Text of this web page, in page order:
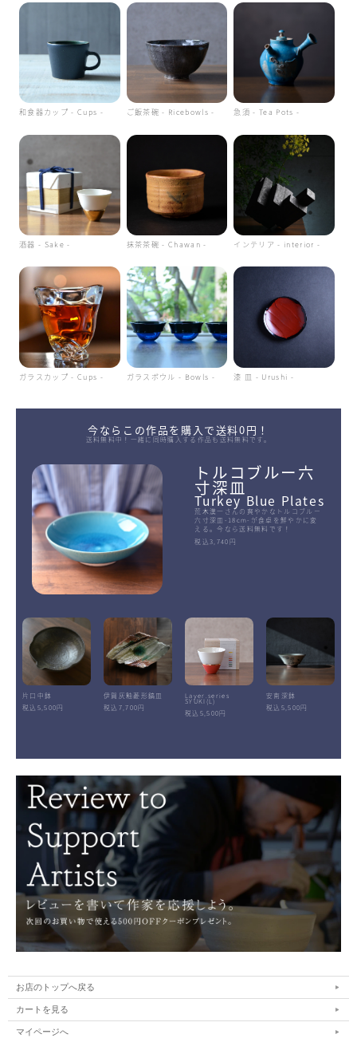
和食器カップ - Cups - ご飯茶碗 - Ricebowls - 急須 - Tea Pots -
酒器 - Sake - 抹茶茶碗 - Chawan - インテリア - interior -
ガラスカップ - Cups - ガラスボウル - Bowls - 漆 皿 - Urushi -
今ならこの作品を購入で送料0円！
送料無料中！一緒に同時購入する作品も送料無料です。
トルコブルー六
寸深皿
Turkey Blue Plates
荒木漢一さんの爽やかなトルコブルー
六寸深皿-18cm-が食卓を鮮やかに変
える。今なら送料無料です！
税込3,740円
片口中鉢
税込5,500円
伊賀灰釉菱形鎬皿
税込7,700円
Layer.series
SYUKI(L)
税込5,500円
安南深鉢
税込5,500円
お店のトップへ戻る
カートを見る
マイページへ